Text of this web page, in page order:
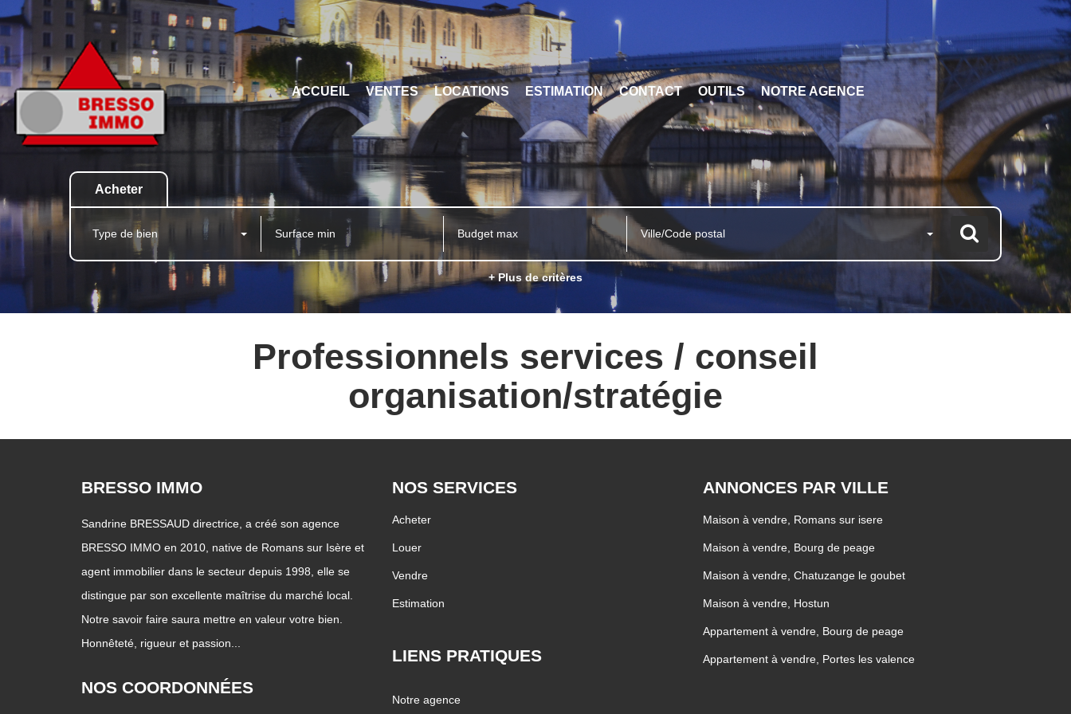
ACCUEIL VENTES LOCATIONS ESTIMATION CONTACT OUTILS NOTRE AGENCE
Acheter
Type de bien Ville/Code postal
+ Plus de critères
Professionnels services / conseil
organisation/stratégie
BRESSO IMMO
Sandrine BRESSAUD directrice, a créé son agence
BRESSO IMMO en 2010, native de Romans sur Isère et
agent immobilier dans le secteur depuis 1998, elle se
distingue par son excellente maîtrise du marché local.
Notre savoir faire saura mettre en valeur votre bien.
Honnêteté, rigueur et passion...
NOS COORDONNÉES
NOS SERVICES
Acheter
Louer
Vendre
Estimation
LIENS PRATIQUES
Notre agence
ANNONCES PAR VILLE
Maison à vendre, Romans sur isere
Maison à vendre, Bourg de peage
Maison à vendre, Chatuzange le goubet
Maison à vendre, Hostun
Appartement à vendre, Bourg de peage
Appartement à vendre, Portes les valence